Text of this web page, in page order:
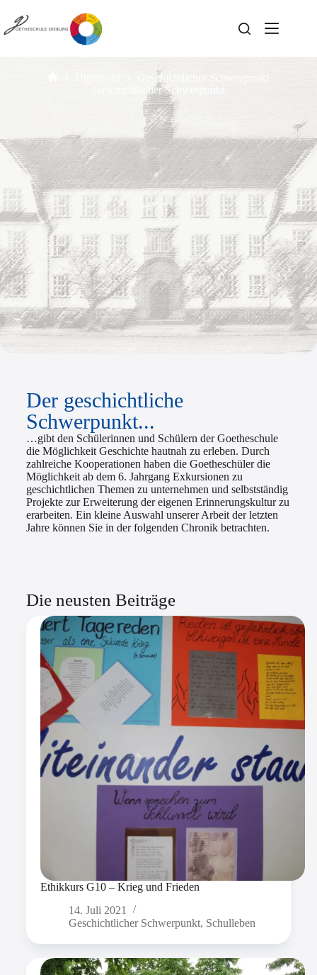
Geschichtlicher Schwerpunkt
Geschichtlicher Schwerpunkt
Der geschichtliche
Schwerpunkt...
…gibt den Schülerinnen und Schülern der Goetheschule
die Möglichkeit Geschichte hautnah zu erleben. Durch
zahlreiche Kooperationen haben die Goetheschüler die
Möglichkeit ab dem 6. Jahrgang Exkursionen zu
geschichtlichen Themen zu unternehmen und selbstständig
Projekte zur Erweiterung der eigenen Erinnerungskultur zu
erarbeiten. Ein kleine Auswahl unserer Arbeit der letzten
Jahre können Sie in der folgenden Chronik betrachten.
Die neusten Beiträge
Ethikkurs G10 – Krieg und Frieden
14. Juli 2021
Geschichtlicher Schwerpunkt, Schulleben